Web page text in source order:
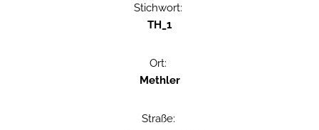
Stichwort:
TH_1
Ort:
Methler
Straße: